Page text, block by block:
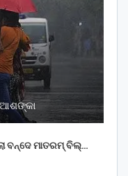
ଆଶଙ୍କା
ବନ୍ଦେ ମାତରମ୍‌ ବିଲ୍‌…